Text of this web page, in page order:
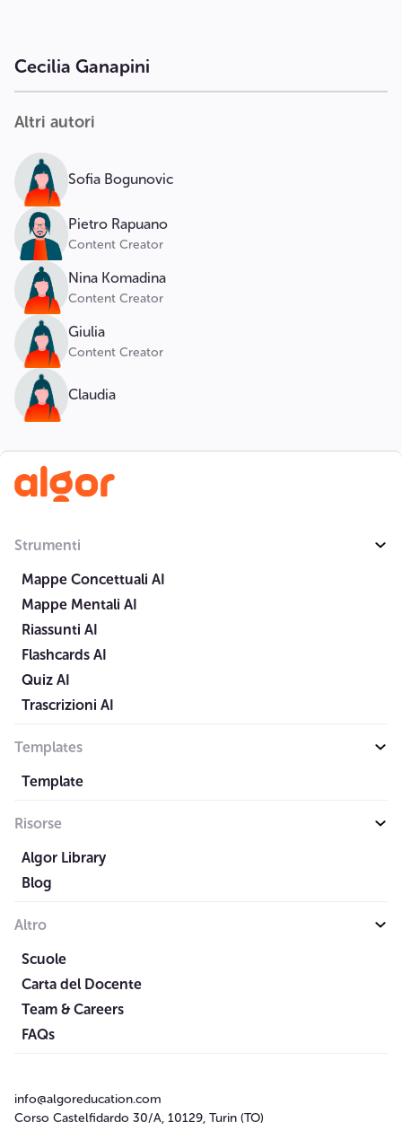
Cecilia Ganapini
Altri autori
Sofia Bogunovic
Pietro Rapuano
Content Creator
Nina Komadina
Content Creator
Giulia
Content Creator
Claudia
Strumenti
Mappe Concettuali AI
Mappe Mentali AI
Riassunti AI
Flashcards AI
Quiz AI
Trascrizioni AI
Templates
Template
Risorse
Algor Library
Blog
Altro
Scuole
Carta del Docente
Team & Careers
FAQs
info@algoreducation.com
Corso Castelfidardo 30/A, 10129, Turin (TO)